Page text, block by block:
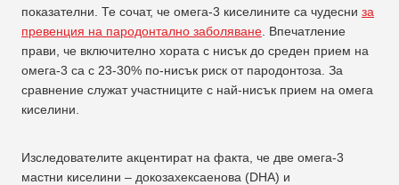
показателни. Те сочат, че омега-3 киселините са чудесни за
превенция на пародонтално заболяване . Впечатление
прави, че включително хората с нисък до среден прием на
омега-3 са с 23-30% по-нисък риск от пародонтоза. За
сравнение служат участниците с най-нисък прием на омега
киселини.
Изследователите акцентират на факта, че две омега-3
мастни киселини – докозахексаенова (DHA) и